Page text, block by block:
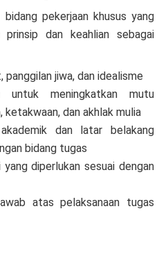
pekerjaan khusus yang
prinsip dan keahlian sebagai
panggilan jiwa, dan idealisme
untuk meningkatkan mutu
ketakwaan, dan akhlak mulia
dan latar belakang
bidang tugas
diperlukan sesuai dengan
atas pelaksanaan tugas